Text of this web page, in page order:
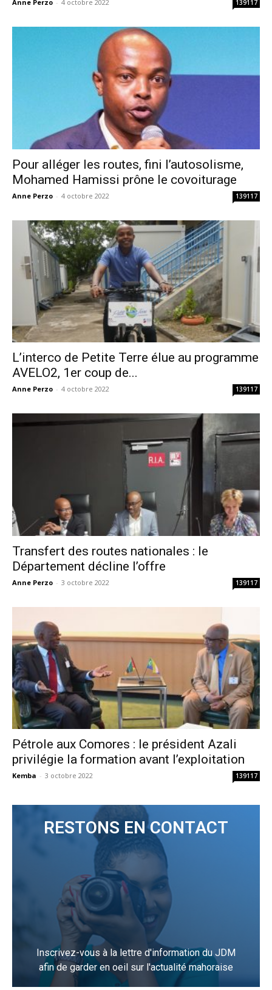
Anne Perzo - 4 octobre 2022 139117
Pour alléger les routes, fini l’autosolisme,
Mohamed Hamissi prône le covoiturage
Anne Perzo - 4 octobre 2022 139117
L’interco de Petite Terre élue au programme
AVELO2, 1er coup de...
Anne Perzo - 4 octobre 2022 139117
Transfert des routes nationales : le
Département décline l’offre
Anne Perzo - 3 octobre 2022 139117
Pétrole aux Comores : le président Azali
privilégie la formation avant l’exploitation
Kemba - 3 octobre 2022 139117
RESTONS EN CONTACT
Inscrivez-vous à la lettre d'information du JDM
afin de garder en oeil sur l'actualité mahoraise